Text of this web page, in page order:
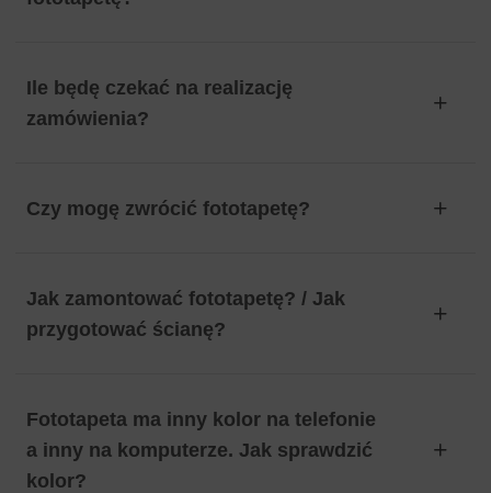
Ile będę czekać na realizację
zamówienia?
Czy mogę zwrócić fototapetę?
Jak zamontować fototapetę? / Jak
przygotować ścianę?
Fototapeta ma inny kolor na telefonie
a inny na komputerze. Jak sprawdzić
kolor?